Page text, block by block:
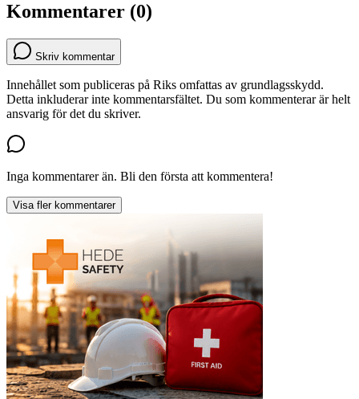
Kommentarer (0)
Skriv kommentar
Innehållet som publiceras på Riks omfattas av grundlagsskydd.
Detta inkluderar inte kommentarsfältet. Du som kommenterar är helt
ansvarig för det du skriver.
Inga kommentarer än. Bli den första att kommentera!
Visa fler kommentarer